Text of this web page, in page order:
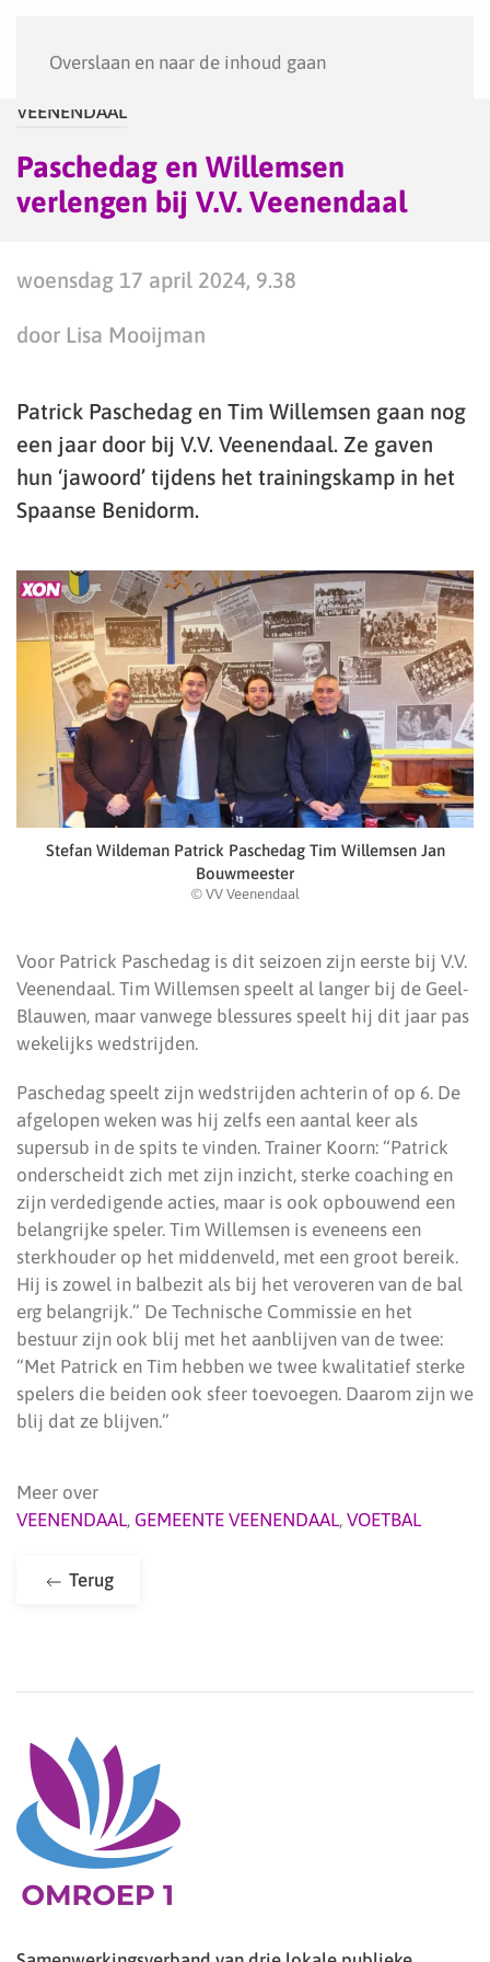
Overslaan en naar de inhoud gaan
VEENENDAAL
Paschedag en Willemsen
verlengen bij V.V. Veenendaal
woensdag 17 april 2024, 9.38
door Lisa Mooijman
Patrick Paschedag en Tim Willemsen gaan nog
een jaar door bij V.V. Veenendaal. Ze gaven
hun ‘jawoord’ tijdens het trainingskamp in het
Spaanse Benidorm.
Stefan Wildeman Patrick Paschedag Tim Willemsen Jan
Bouwmeester
© VV Veenendaal
Voor Patrick Paschedag is dit seizoen zijn eerste bij V.V.
Veenendaal. Tim Willemsen speelt al langer bij de Geel-
Blauwen, maar vanwege blessures speelt hij dit jaar pas
wekelijks wedstrijden.
Paschedag speelt zijn wedstrijden achterin of op 6. De
afgelopen weken was hij zelfs een aantal keer als
supersub in de spits te vinden. Trainer Koorn: “Patrick
onderscheidt zich met zijn inzicht, sterke coaching en
zijn verdedigende acties, maar is ook opbouwend een
belangrijke speler. Tim Willemsen is eveneens een
sterkhouder op het middenveld, met een groot bereik.
Hij is zowel in balbezit als bij het veroveren van de bal
erg belangrijk.” De Technische Commissie en het
bestuur zijn ook blij met het aanblijven van de twee:
“Met Patrick en Tim hebben we twee kwalitatief sterke
spelers die beiden ook sfeer toevoegen. Daarom zijn we
blij dat ze blijven.”
Meer over
VEENENDAAL, GEMEENTE VEENENDAAL, VOETBAL
Terug